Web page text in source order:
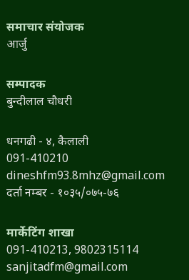
समाचार संयोजक
आर्जु
सम्पादक
बुन्दीलाल चौधरी
धनगढी - ४, कैलाली
091-410210
dineshfm93.8mhz@gmail.com
दर्ता नम्बर - १०३५/०७५-७६
मार्केटिंग शाखा
091-410213, 9802315114
sanjitadfm@gmail.com